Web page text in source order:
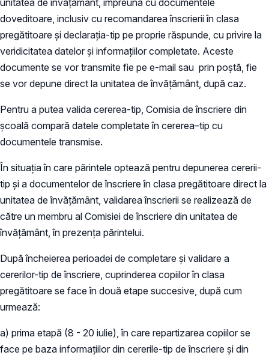
doveditoare, inclusiv cu recomandarea înscrierii în clasa
pregătitoare și declarația-tip pe proprie răspunde, cu privire la
veridicitatea datelor și informațiilor completate. Aceste
documente se vor transmite fie pe e-mail sau prin poștă, fie
se vor depune direct la unitatea de învățământ, după caz.
Pentru a putea valida cererea-tip, Comisia de înscriere din
școală compară datele completate în cererea–tip cu
documentele transmise.
În situația în care părintele optează pentru depunerea cererii-
tip și a documentelor de înscriere în clasa pregătitoare direct la
unitatea de învățământ, validarea înscrierii se realizează de
către un membru al Comisiei de înscriere din unitatea de
învățământ, în prezența părintelui.
După încheierea perioadei de completare și validare a
cererilor-tip de înscriere, cuprinderea copiilor în clasa
pregătitoare se face în două etape succesive, după cum
urmează:
a) prima etapă (8 - 20 iulie), în care repartizarea copiilor se
face pe baza informațiilor din cererile-tip de înscriere și din